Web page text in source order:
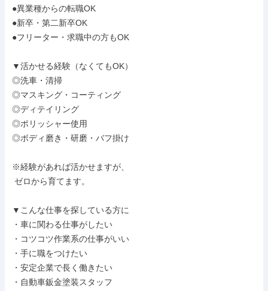
●異業種からの転職OK
●新卒・第二新卒OK
●フリーター・求職中の方もOK
▼活かせる経験（なくてもOK）
◎洗車・清掃
◎マスキング・コーティング
◎ディテイリング
◎ポリッシャー使用
◎ボディ磨き・研磨・バフ掛け
※経験があれば活かせますが、
▼こんな仕事を探している方に
・車に関わる仕事がしたい
・コツコツ作業系の仕事がいい
・手に職をつけたい
・安定企業で長く働きたい
・自動車鈑金塗装スタッフ